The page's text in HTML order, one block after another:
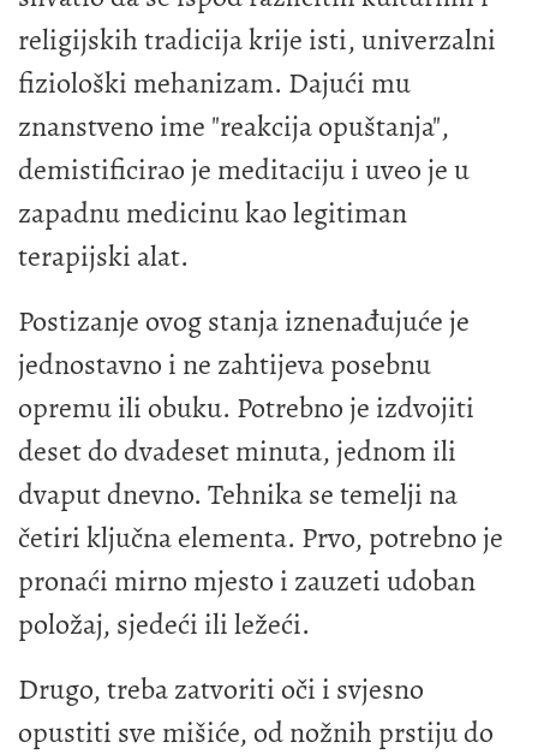
religijskih tradicija krije isti, univerzalni
fiziološki mehanizam. Dajući mu
znanstveno ime "reakcija opuštanja",
demistificirao je meditaciju i uveo je u
zapadnu medicinu kao legitiman
terapijski alat.
Postizanje ovog stanja iznenađujuće je
jednostavno i ne zahtijeva posebnu
opremu ili obuku. Potrebno je izdvojiti
deset do dvadeset minuta, jednom ili
dvaput dnevno. Tehnika se temelji na
četiri ključna elementa. Prvo, potrebno je
pronaći mirno mjesto i zauzeti udoban
položaj, sjedeći ili ležeći.
Drugo, treba zatvoriti oči i svjesno
opustiti sve mišiće, od nožnih prstiju do